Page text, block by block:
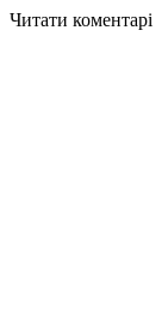
Читати коментарі